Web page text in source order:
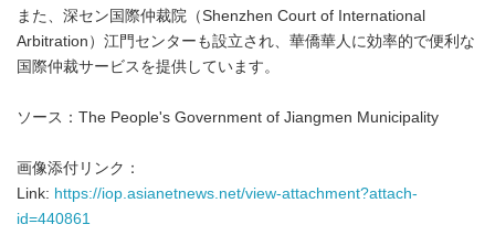
また、深セン国際仲裁院（Shenzhen Court of International
Arbitration）江門センターも設立され、華僑華人に効率的で便利な
国際仲裁サービスを提供しています。
ソース：The People's Government of Jiangmen Municipality
画像添付リンク：
Link: https://iop.asianetnews.net/view-attachment?attach-
id=440861